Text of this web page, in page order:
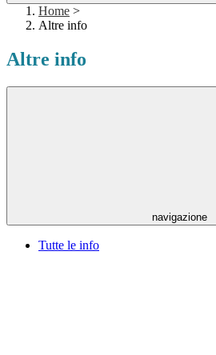
Home >
Altre info
Altre info
navigazione
Tutte le info